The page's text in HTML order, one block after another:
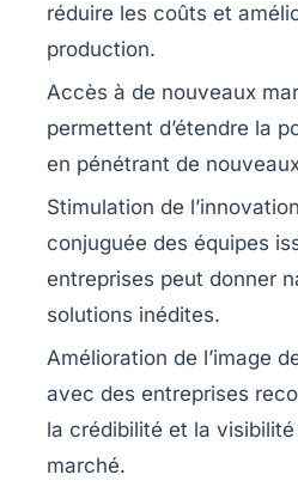
réduire les coûts et
production.
Accès à de nouveaux
permettent d’étendre la
en pénétrant de
Stimulation de l’innovation
conjuguée des équipes
entreprises peut donner
solutions inédites.
Amélioration de l’image
avec des entreprises
la crédibilité et la visibilité
marché.